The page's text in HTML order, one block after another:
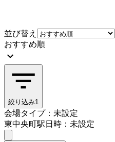
並び替え
おすすめ順
絞り込み1
会場タイプ：未設定
東中央町駅日時：未設定